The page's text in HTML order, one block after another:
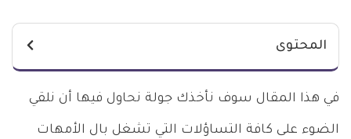
المحتوى
في هذا المقال سوف نأخذك جولة نحاول فيها أن نلقي
الضوء على كافة التساؤلات التي تشغل بال الأمهات